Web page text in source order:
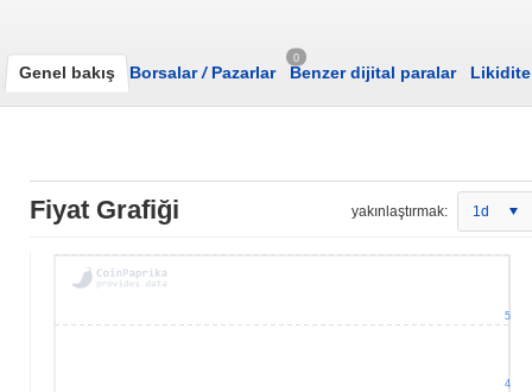
Genel bakış Borsalar/Pazarlar
0
Benzer dijital paralar Likidite
Fiyat Grafiği yakınlaştırmak: 1d
4
5